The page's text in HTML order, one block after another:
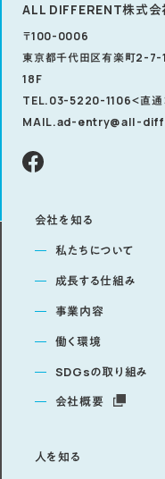
ALL DIFFERENT株式会
〒100-0006
東京都千代田区有楽町2-7-
18F
TEL.03-5220-1106＜直通
MAIL.ad-entry@all-
会社を知る
私たちについて
成長する仕組み
事業内容
働く環境
SDGsの取り組み
会社概要
人を知る